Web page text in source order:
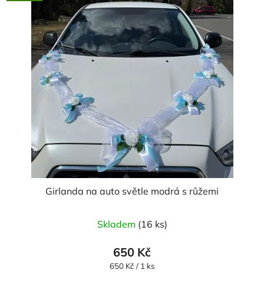
Girlanda na auto světle modrá s růžemi
Skladem (16 ks)
650 Kč
Měrná
650 Kč / 1 ks